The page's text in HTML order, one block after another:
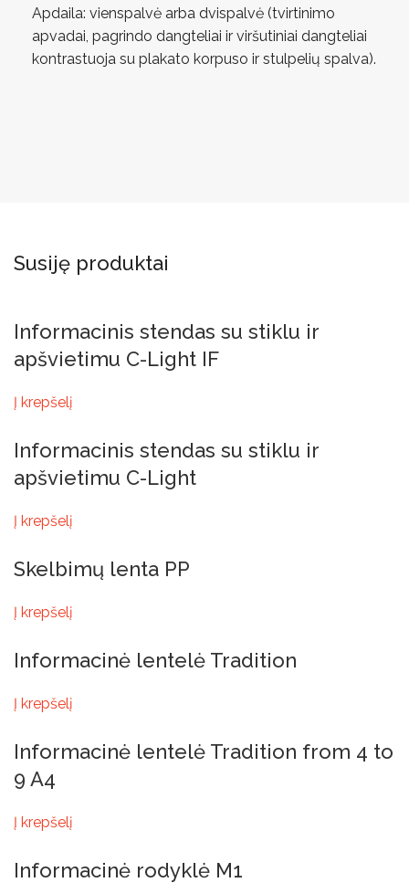
Apdaila: vienspalvė arba dvispalvė (tvirtinimo
apvadai, pagrindo dangteliai ir viršutiniai dangteliai
kontrastuoja su plakato korpuso ir stulpelių spalva).
Susiję produktai
Informacinis stendas su stiklu ir
apšvietimu C-Light IF
Į krepšelį
Informacinis stendas su stiklu ir
apšvietimu C-Light
Į krepšelį
Skelbimų lenta PP
Į krepšelį
Informacinė lentelė Tradition
Į krepšelį
Informacinė lentelė Tradition from 4 to
9 A4
Į krepšelį
Informacinė rodyklė M1